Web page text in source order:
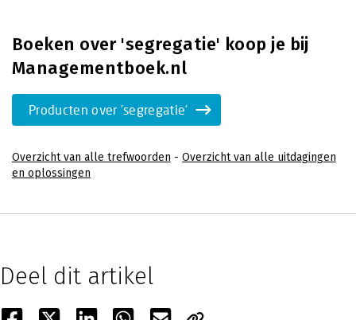
Boeken over 'segregatie' koop je bij
Managementboek.nl
Producten over 'segregatie'
Overzicht van alle trefwoorden - Overzicht van alle uitdagingen
en oplossingen
Deel dit artikel